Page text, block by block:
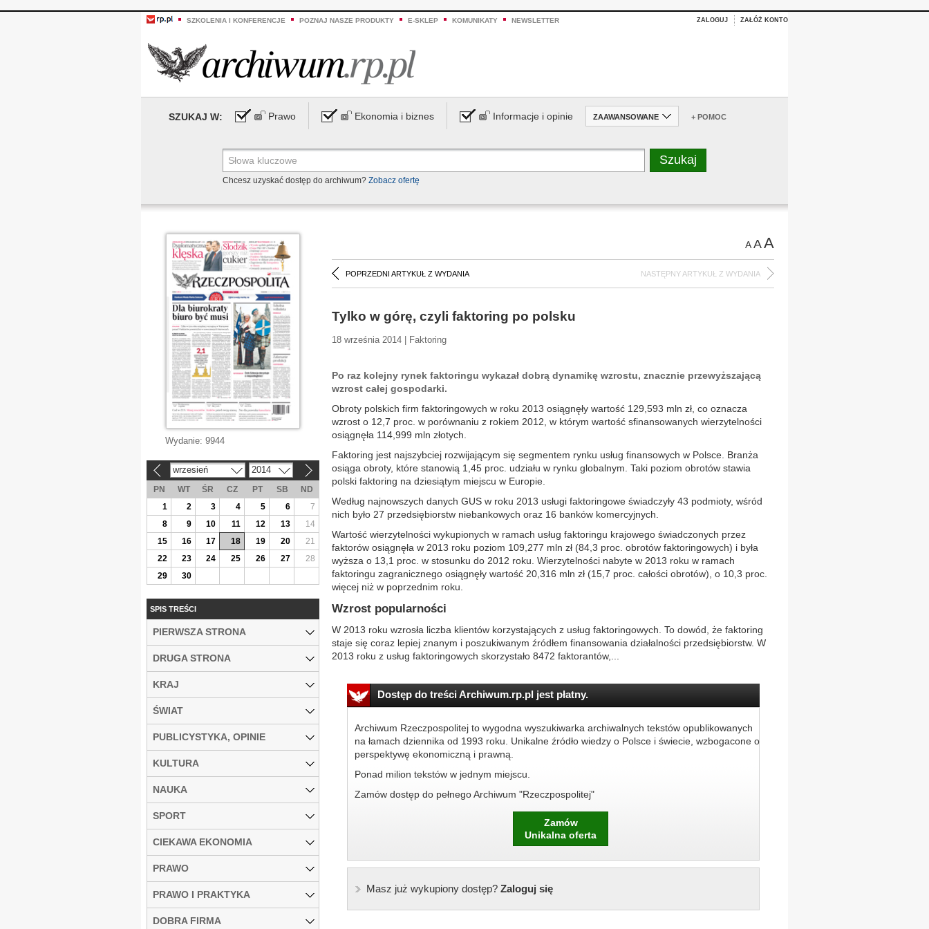
SZKOLENIA I KONFERENCJE POZNAJ NASZE PRODUKTY E-SKLEP KOMUNIKATY NEWSLETTER ZALOGUJ ZAŁÓŻ KONTO
SZUKAJ W: Prawo Ekonomia i biznes Informacje i opinie ZAAWANSOWANE + POMOC
Chcesz uzyskać dostęp do archiwum? Zobacz ofertę
AAA
POPRZEDNI ARTYKUŁ Z WYDANIA NASTĘPNY ARTYKUŁ Z WYDANIA
Tylko w górę, czyli faktoring po polsku
18 września 2014 | Faktoring
Po raz kolejny rynek faktoringu wykazał dobrą dynamikę wzrostu, znacznie przewyższającą
wzrost całej gospodarki.
Obroty polskich firm faktoringowych w roku 2013 osiągnęły wartość 129,593 mln zł, co oznacza
wzrost o 12,7 proc. w porównaniu z rokiem 2012, w którym wartość sfinansowanych wierzytelności
osiągnęła 114,999 mln złotych.
Faktoring jest najszybciej rozwijającym się segmentem rynku usług finansowych w Polsce. Branża
osiąga obroty, które stanowią 1,45 proc. udziału w rynku globalnym. Taki poziom obrotów stawia
polski faktoring na dziesiątym miejscu w Europie.
Według najnowszych danych GUS w roku 2013 usługi faktoringowe świadczyły 43 podmioty, wśród
nich było 27 przedsiębiorstw niebankowych oraz 16 banków komercyjnych.
Wartość wierzytelności wykupionych w ramach usług faktoringu krajowego świadczonych przez
faktorów osiągnęła w 2013 roku poziom 109,277 mln zł (84,3 proc. obrotów faktoringowych) i była
wyższa o 13,1 proc. w stosunku do 2012 roku. Wierzytelności nabyte w 2013 roku w ramach
faktoringu zagranicznego osiągnęły wartość 20,316 mln zł (15,7 proc. całości obrotów), o 10,3 proc.
więcej niż w poprzednim roku.
Wzrost popularności
W 2013 roku wzrosła liczba klientów korzystających z usług faktoringowych. To dowód, że faktoring
staje się coraz lepiej znanym i poszukiwanym źródłem finansowania działalności przedsiębiorstw. W
2013 roku z usług faktoringowych skorzystało 8472 faktorantów,...
Dostęp do treści Archiwum.rp.pl jest płatny.
Archiwum Rzeczpospolitej to wygodna wyszukiwarka archiwalnych tekstów opublikowanych
na łamach dziennika od 1993 roku. Unikalne źródło wiedzy o Polsce i świecie, wzbogacone o
perspektywę ekonomiczną i prawną.
Ponad milion tekstów w jednym miejscu.
Zamów dostęp do pełnego Archiwum "Rzeczpospolitej"
Zamów
Unikalna oferta
Masz już wykupiony dostęp?Zaloguj się
Wydanie: 9944
wrzesień 2014
PN WT ŚR CZ PT SB
ND
1
2 3 4 5 6
7
8
9 10 11 12 13
14
15
16 17 18 19 20
21
22
23 24 25 26 27
28
29
30
SPIS TREŚCI
PIERWSZA STRONA
DRUGA STRONA
KRAJ
ŚWIAT
PUBLICYSTYKA, OPINIE
KULTURA
NAUKA
SPORT
CIEKAWA EKONOMIA
PRAWO
PRAWO I PRAKTYKA
DOBRA FIRMA